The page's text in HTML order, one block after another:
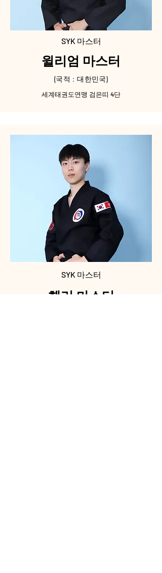
SYK 마스터
윌리엄 마스터
(국적 : 대한민국)
세계태권도연맹 검은띠 4단
SYK 마스터
헨리 마스터